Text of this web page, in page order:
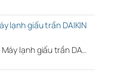
lạnh giấu trần DAIKIN
lạnh giấu trần DA…